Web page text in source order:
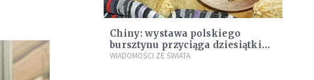
Chiny: wystawa polskiego
bursztynu przyciąga dziesiątki
tysięcy ludzi
WIADOMOŚCI ZE ŚWIATA